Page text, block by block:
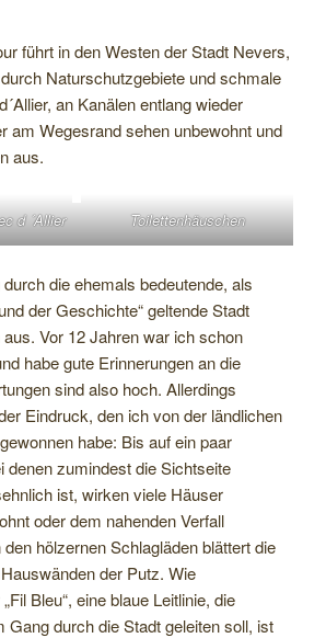
führt in den Westen der Stadt Nevers,
Naturschutzgebiete und schmale
an Kanälen entlang wieder
am Wegesrand sehen unbewohnt und
aus.
d ´Allier Toilettenhäuschen
die ehemals bedeutende, als
der Geschichte“ geltende Stadt
Vor 12 Jahren war ich schon
habe gute Erinnerungen an die
sind also hoch. Allerdings
Eindruck, den ich von der ländlichen
habe: Bis auf ein paar
denen zumindest die Sichtseite
ist, wirken viele Häuser
oder dem nahenden Verfall
hölzernen Schlagläden blättert die
der Putz. Wie
Bleu“, eine blaue Leitlinie, die
Gang durch die Stadt geleiten soll, ist